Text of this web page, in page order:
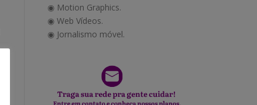
◉ Motion Graphics.
◉ Web Vídeos.
◉ Jornalismo móvel.